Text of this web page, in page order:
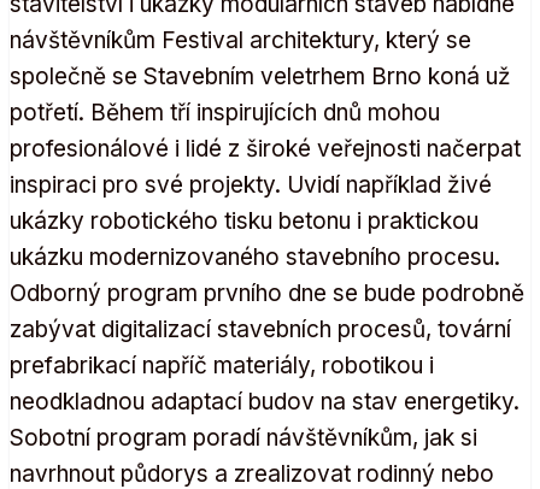
návštěvníkům Festival architektury, který se
společně se Stavebním veletrhem Brno koná už
potřetí. Během tří inspirujících dnů mohou
profesionálové i lidé z široké veřejnosti načerpat
inspiraci pro své projekty. Uvidí například živé
ukázky robotického tisku betonu i praktickou
ukázku modernizovaného stavebního procesu.
Odborný program prvního dne se bude podrobně
zabývat digitalizací stavebních procesů, tovární
prefabrikací napříč materiály, robotikou i
neodkladnou adaptací budov na stav energetiky.
Sobotní program poradí návštěvníkům, jak si
navrhnout půdorys a zrealizovat rodinný nebo